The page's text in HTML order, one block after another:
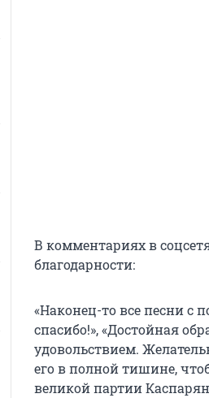
В комментариях в
благодарности:
«Наконец-то все песни с
спасибо!», «Достойная
удовольствием.
его в полной тишине,
великой партии